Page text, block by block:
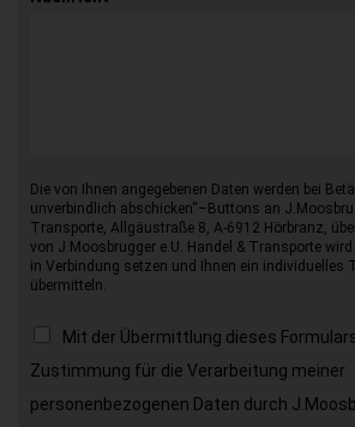
Die von Ihnen angegebenen Daten werden bei
unverbindlich abschicken“–Buttons an
Transporte, Allgäustraße 8, A-6912 Hörbranz,
von J.Moosbrugger e.U. Handel & Transporte
in Verbindung setzen und Ihnen ein individuelles
übermitteln.
Mit der Übermittlung dieses
Zustimmung für die Verarbeitung meiner
personenbezogenen Daten durch